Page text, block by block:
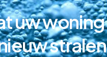
uw woning
stralen